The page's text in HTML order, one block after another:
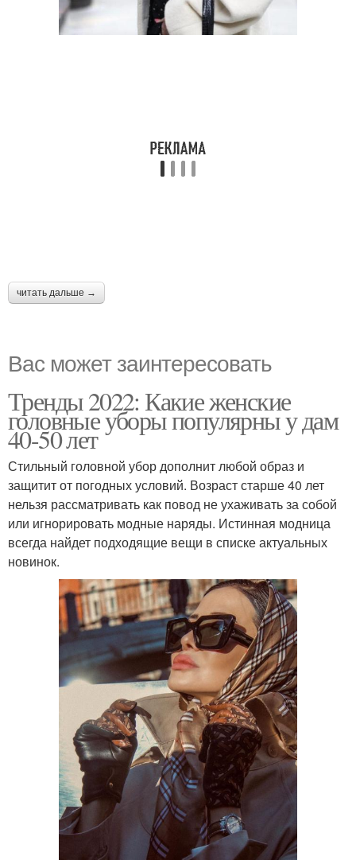
читать дальше →
Вас может заинтересовать
Тренды 2022: Какие женские
головные уборы популярны у дам
40-50 лет
Стильный головной убор дополнит любой образ и
защитит от погодных условий. Возраст старше 40 лет
нельзя рассматривать как повод не ухаживать за собой
или игнорировать модные наряды. Истинная модница
всегда найдет подходящие вещи в списке актуальных
новинок.